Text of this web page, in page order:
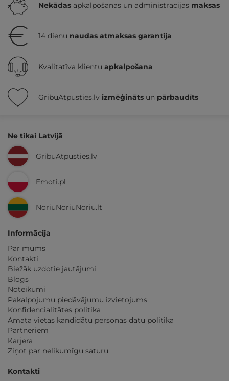
Nekādas apkalpošanas un administrācijas maksas
14 dienu naudas atmaksas garantija
Kvalitatīva klientu apkalpošana
GribuAtpusties.lv izmēģināts un pārbaudīts
Ne tikai Latvijā
GribuAtpusties.lv
Emoti.pl
NoriuNoriuNoriu.lt
Informācija
Par mums
Kontakti
Biežāk uzdotie jautājumi
Blogs
Noteikumi
Pakalpojumu piedāvājumu izvietojums
Konfidencialitātes politika
Amata vietas kandidātu personas datu politika
Partneriem
Karjera
Ziņot par nelikumīgu saturu
Kontakti